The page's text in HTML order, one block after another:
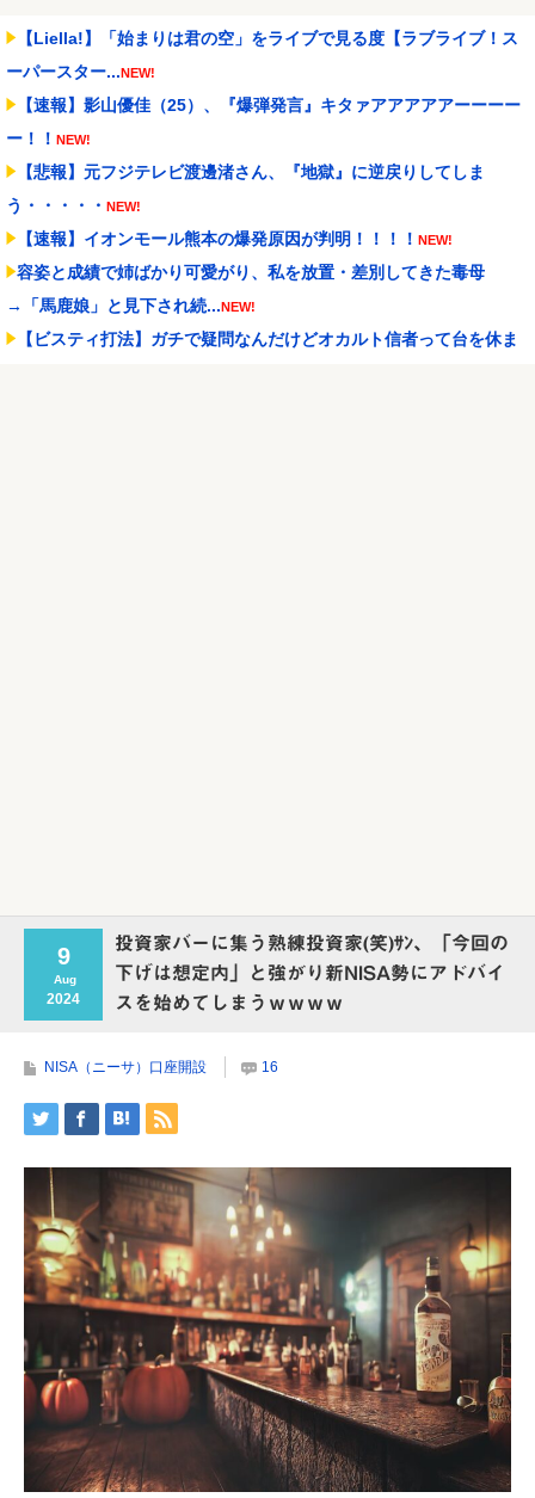
【Liella!】「始まりは君の空」をライブで見る度【ラブライブ！ス
ーパースター...NEW!
【速報】影山優佳（25）、『爆弾発言』キタァアアアアアーーーー
ー！！ NEW!
【悲報】元フジテレビ渡邊渚さん、『地獄』に逆戻りしてしま
う・・・・・ NEW!
【速報】イオンモール熊本の爆発原因が判明！！！！ NEW!
容姿と成績で姉ばかり可愛がり、私を放置・差別してきた毒母
→「馬鹿娘」と見下され続...NEW!
【ビスティ打法】ガチで疑問なんだけどオカルト信者って台を休ま
9
Aug
2024
投資家バーに集う熟練投資家(笑)ｻﾝ、「今回の
下げは想定内」と強がり新NISA勢にアドバイ
スを始めてしまうｗｗｗｗ
NISA（ニーサ）口座開設 16